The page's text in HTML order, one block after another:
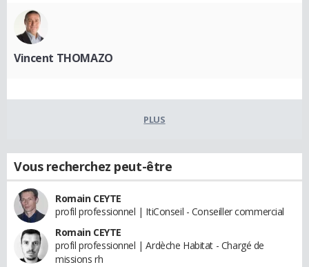
Vincent THOMAZO
PLUS
Vous recherchez peut-être
Romain CEYTE
profil professionnel | ItiConseil - Conseiller commercial
Romain CEYTE
profil professionnel | Ardèche Habitat - Chargé de
missions rh